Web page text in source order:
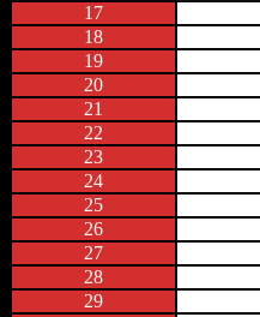
17
18
19
20
21
22
23
24
25
26
27
28
29